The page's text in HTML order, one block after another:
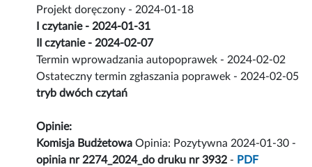
Projekt doręczony - 2024-01-18
I czytanie - 2024-01-31
II czytanie - 2024-02-07
Termin wprowadzania autopoprawek - 2024-02-02
Ostateczny termin zgłaszania poprawek - 2024-02-05
tryb dwóch czytań
Opinie:
Komisja Budżetowa Opinia: Pozytywna 2024-01-30 -
opinia nr 2274_2024_do druku nr 3932 - PDF